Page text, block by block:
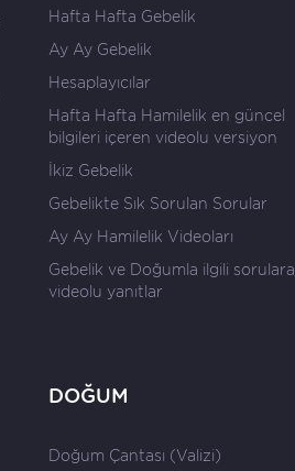
Hafta Hafta Gebelik
Ay Ay Gebelik
Hesaplayıcılar
Hafta Hafta Hamilelik en güncel
bilgileri içeren videolu versiyon
İkiz Gebelik
Gebelikte Sık Sorulan Sorular
Ay Ay Hamilelik Videoları
Gebelik ve Doğumla ilgili sorulara
videolu yanıtlar
DOĞUM
Doğum Çantası (Valizi)